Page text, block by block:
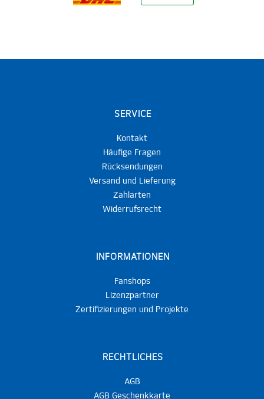
SERVICE
Kontakt
Häufige Fragen
Rücksendungen
Versand und Lieferung
Zahlarten
Widerrufsrecht
INFORMATIONEN
Fanshops
Lizenzpartner
Zertifizierungen und Projekte
RECHTLICHES
AGB
AGB Geschenkkarte